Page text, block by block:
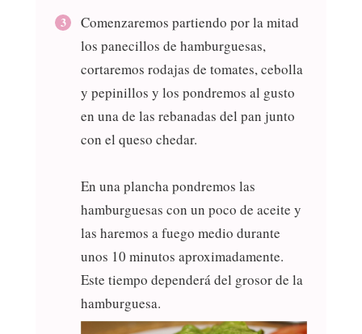
Comenzaremos partiendo por la mitad
los panecillos de hamburguesas,
cortaremos rodajas de tomates, cebolla
y pepinillos y los pondremos al gusto
en una de las rebanadas del pan junto
con el queso chedar.
En una plancha pondremos las
hamburguesas con un poco de aceite y
las haremos a fuego medio durante
unos 10 minutos aproximadamente.
Este tiempo dependerá del grosor de la
hamburguesa.